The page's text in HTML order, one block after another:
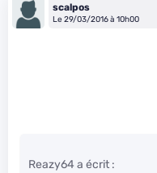
scalpos
Le 29/03/2016 à 10h00
Reazy64 a écrit :